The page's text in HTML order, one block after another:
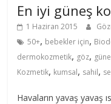
En iyi güneş
1 Haziran 2015
50+, bebekler için,
dermokozmetik, göz,
Kozmetik, kumsal, sahil,
Havaların yavaş yavaş